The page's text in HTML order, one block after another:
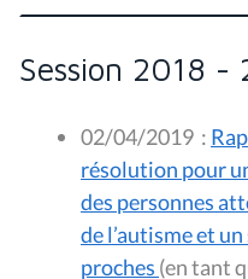
Session 2018 -
02/04/2019 :
résolution pour
des personnes
de l’autisme et
proches